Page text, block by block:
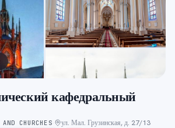
кафедральный
CHURCHES· ул. Мал. Грузинская, д. 27/13